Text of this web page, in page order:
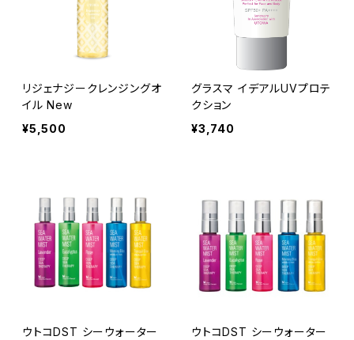
リジェナジークレンジングオ
イル New
¥5,500
グラスマ イデアルUVプロテ
クション
¥3,740
ウトコDST シーウォーター
ウトコDST シーウォーター